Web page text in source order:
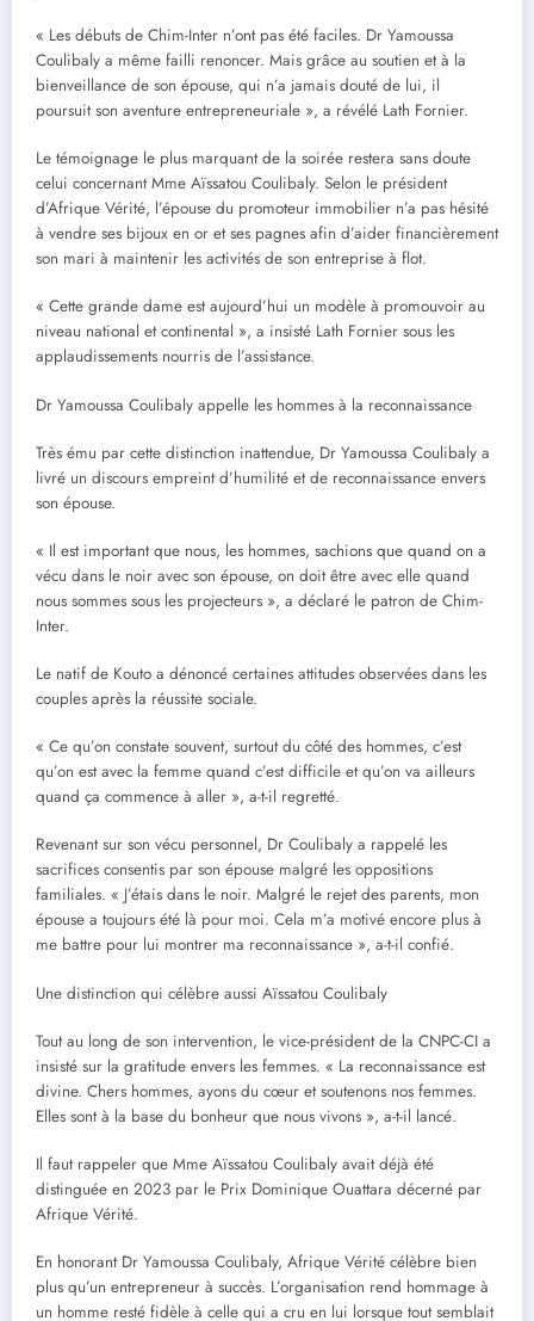
« Les débuts de Chim-Inter n’ont pas été faciles. Dr Yamoussa
Coulibaly a même failli renoncer. Mais grâce au soutien et à la
bienveillance de son épouse, qui n’a jamais douté de lui, il
poursuit son aventure entrepreneuriale », a révélé Lath Fornier.
Le témoignage le plus marquant de la soirée restera sans doute
celui concernant Mme Aïssatou Coulibaly. Selon le président
d’Afrique Vérité, l’épouse du promoteur immobilier n’a pas hésité
à vendre ses bijoux en or et ses pagnes afin d’aider financièrement
son mari à maintenir les activités de son entreprise à flot.
« Cette grande dame est aujourd’hui un modèle à promouvoir au
niveau national et continental », a insisté Lath Fornier sous les
applaudissements nourris de l’assistance.
Dr Yamoussa Coulibaly appelle les hommes à la reconnaissance
Très ému par cette distinction inattendue, Dr Yamoussa Coulibaly a
livré un discours empreint d’humilité et de reconnaissance envers
son épouse.
« Il est important que nous, les hommes, sachions que quand on a
vécu dans le noir avec son épouse, on doit être avec elle quand
nous sommes sous les projecteurs », a déclaré le patron de Chim-
Inter.
Le natif de Kouto a dénoncé certaines attitudes observées dans les
couples après la réussite sociale.
« Ce qu’on constate souvent, surtout du côté des hommes, c’est
qu’on est avec la femme quand c’est difficile et qu’on va ailleurs
quand ça commence à aller », a-t-il regretté.
Revenant sur son vécu personnel, Dr Coulibaly a rappelé les
sacrifices consentis par son épouse malgré les oppositions
familiales. « J’étais dans le noir. Malgré le rejet des parents, mon
épouse a toujours été là pour moi. Cela m’a motivé encore plus à
me battre pour lui montrer ma reconnaissance », a-t-il confié.
Une distinction qui célèbre aussi Aïssatou Coulibaly
Tout au long de son intervention, le vice-président de la CNPC-CI a
insisté sur la gratitude envers les femmes. « La reconnaissance est
divine. Chers hommes, ayons du cœur et soutenons nos femmes.
Elles sont à la base du bonheur que nous vivons », a-t-il lancé.
Il faut rappeler que Mme Aïssatou Coulibaly avait déjà été
distinguée en 2023 par le Prix Dominique Ouattara décerné par
Afrique Vérité.
En honorant Dr Yamoussa Coulibaly, Afrique Vérité célèbre bien
plus qu’un entrepreneur à succès. L’organisation rend hommage à
un homme resté fidèle à celle qui a cru en lui lorsque tout semblait